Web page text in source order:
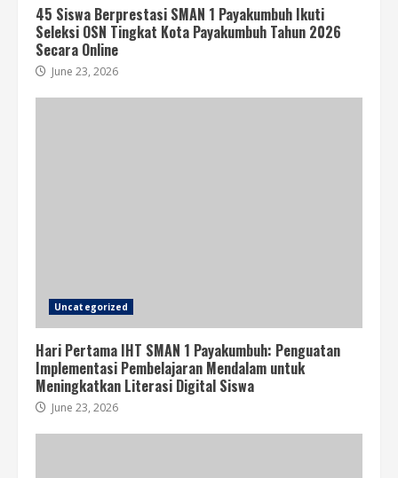
45 Siswa Berprestasi SMAN 1 Payakumbuh Ikuti
Seleksi OSN Tingkat Kota Payakumbuh Tahun 2026
Secara Online
June 23, 2026
Uncategorized
Hari Pertama IHT SMAN 1 Payakumbuh: Penguatan
Implementasi Pembelajaran Mendalam untuk
Meningkatkan Literasi Digital Siswa
June 23, 2026